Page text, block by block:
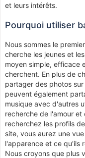
et leurs intérêts.
Pourquoi utiliser
Nous sommes le
cherche les jeunes et
moyen simple, efficace
cherchent. En plus de
partager des photos
peuvent également
musique avec d'autres
recherche de l'amour et
recherchez les profils
site, vous aurez une
l'apparence et ce qu'ils
Nous croyons que plus